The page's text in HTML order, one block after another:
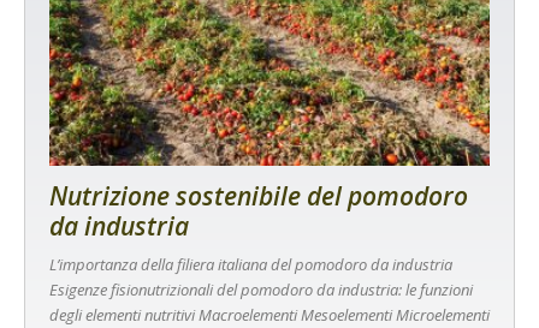
Nutrizione sostenibile del pomodoro
da industria
L’importanza della filiera italiana del pomodoro da industria
Esigenze fisionutrizionali del pomodoro da industria: le funzioni
degli elementi nutritivi Macroelementi Mesoelementi Microelementi